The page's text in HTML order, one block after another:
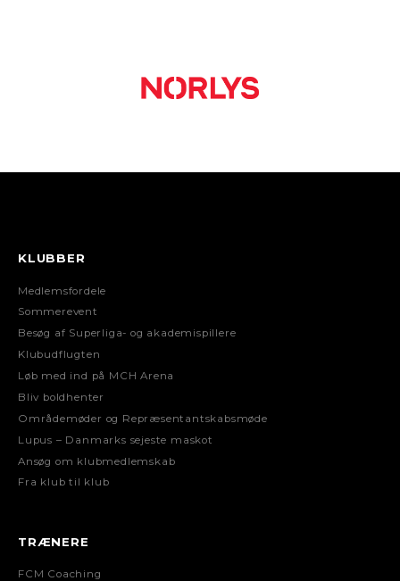
KLUBBER
Medlemsfordele
Sommerevent
Besøg af Superliga- og akademispillere
Klubudflugten
Løb med ind på MCH Arena
Bliv boldhenter
Områdemøder og Repræsentantskabsmøde
Lupus – Danmarks sejeste maskot
Ansøg om klubmedlemskab
Fra klub til klub
TRÆNERE
FCM Coaching